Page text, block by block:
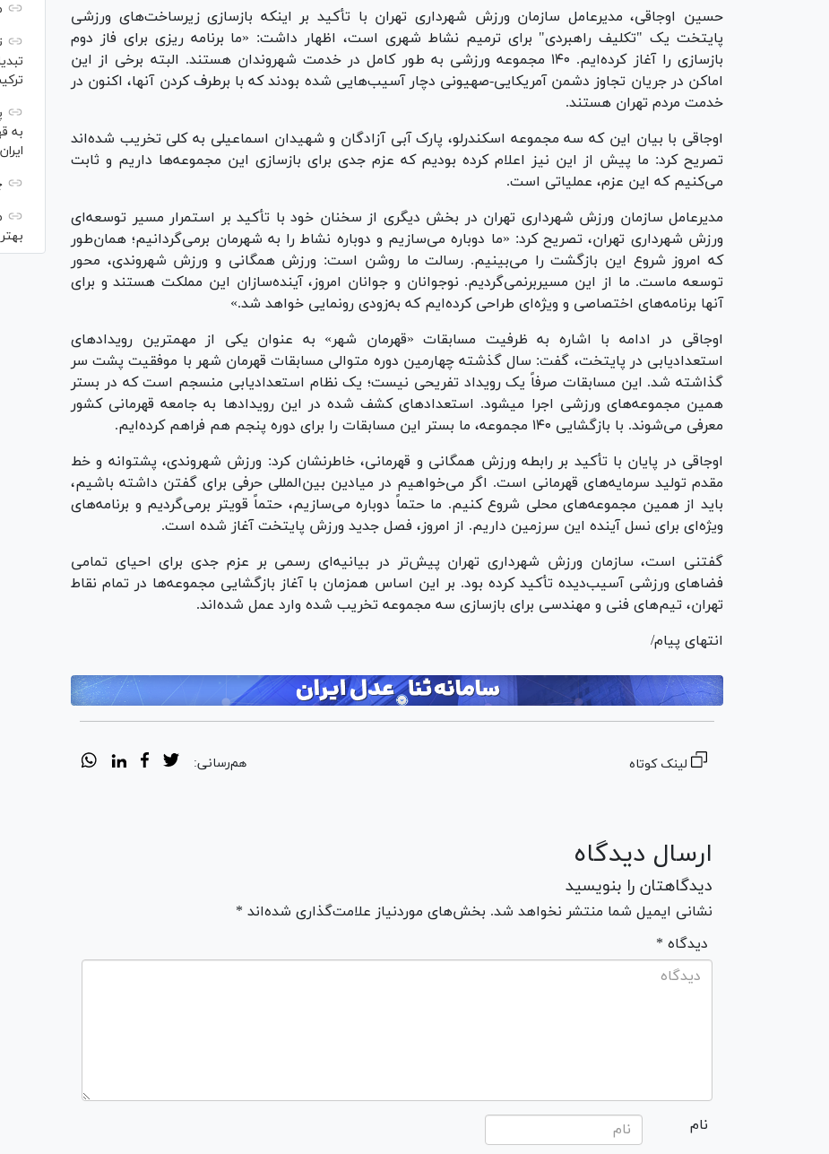
حسین اوجاقی، مدیرعامل سازمان ورزش شهرداری تهران با تأکید بر اینکه بازسازی زیرساخت‌های ورزشی
پایتخت یک "تکلیف راهبردی" برای ترمیم نشاط شهری است، اظهار داشت: «ما برنامه ریزی برای فاز دوم
بازسازی را آغاز کرده‌ایم. ۱۴۰ مجموعه ورزشی به طور کامل در خدمت شهروندان هستند. البته برخی از این
اماکن در جریان تجاوز دشمن آمریکایی-صهیونی دچار آسیب‌هایی شده بودند که با برطرف کردن آنها، اکنون در
خدمت مردم تهران هستند.
اوجاقی با بیان این که سه مجموعه اسکندرلو، پارک آبی آزادگان و شهیدان اسماعیلی به کلی تخریب شده‌اند
تصریح کرد: ما پیش از این نیز اعلام کرده بودیم که عزم جدی برای بازسازی این مجموعه‌ها داریم و ثابت
می‌کنیم که این عزم، عملیاتی است.
مدیرعامل سازمان ورزش شهرداری تهران در بخش دیگری از سخنان خود با تأکید بر استمرار مسیر توسعه‌ای
ورزش شهرداری تهران، تصریح کرد: «ما دوباره می‌سازیم و دوباره نشاط را به شهرمان برمی‌گردانیم؛ همان‌طور
که امروز شروع این بازگشت را می‌بینیم. رسالت ما روشن است: ورزش همگانی و ورزش شهروندی، محور
توسعه ماست. ما از این مسیربرنمی‌گردیم. نوجوانان و جوانان امروز، آینده‌سازان این مملکت هستند و برای
آنها برنامه‌های اختصاصی و ویژه‌ای طراحی کرده‌ایم که به‌زودی رونمایی خواهد شد.»
اوجاقی در ادامه با اشاره به ظرفیت مسابقات «قهرمان شهر» به عنوان یکی از مهمترین رویداد‌های
استعدادیابی در پایتخت، گفت: سال گذشته چهارمین دوره متوالی مسابقات قهرمان شهر با موفقیت پشت سر
گذاشته شد. این مسابقات صرفاً یک رویداد تفریحی نیست؛ یک نظام استعدادیابی منسجم است که در بستر
همین مجموعه‌های ورزشی اجرا میشود. استعداد‌های کشف شده در این رویداد‌ها به جامعه قهرمانی کشور
معرفی می‌شوند. با بازگشایی ۱۴۰ مجموعه، ما بستر این مسابقات را برای دوره پنجم هم فراهم کرده‌ایم.
اوجاقی در پایان با تأکید بر رابطه ورزش همگانی و قهرمانی، خاطرنشان کرد: ورزش شهروندی، پشتوانه و خط
مقدم تولید سرمایه‌های قهرمانی است. اگر می‌خواهیم در میادین بین‌المللی حرفی برای گفتن داشته باشیم،
باید از همین مجموعه‌های محلی شروع کنیم. ما حتماً دوباره می‌سازیم، حتماً قویتر برمی‌گردیم و برنامه‌های
ویژه‌ای برای نسل آینده این سرزمین داریم. از امروز، فصل جدید ورزش پایتخت آغاز شده است.
گفتنی است، سازمان ورزش شهرداری تهران پیش‌تر در بیانیه‌ای رسمی بر عزم جدی برای احیای تمامی
فضا‌های ورزشی آسیب‌دیده تأکید کرده بود. بر این اساس همزمان با آغاز بازگشایی مجموعه‌ها در تمام نقاط
تهران، تیم‌های فنی و مهندسی برای بازسازی سه مجموعه تخریب شده وارد عمل شده‌اند.
انتهای پیام/
لینک کوتاه هم‌رسانی:
ارسال دیدگاه
دیدگاهتان را بنویسید
نشانی ایمیل شما منتشر نخواهد شد. بخش‌های موردنیاز علامت‌گذاری شده‌اند *
* دیدگاه
نام
به